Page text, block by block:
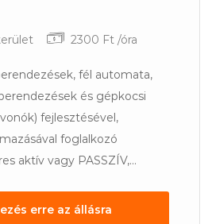
2300 Ft /óra
fél automata,
és gépkocsi
fejlesztésével,
foglalkozó
aktív vagy PASSZÍV,...
erre az állásra